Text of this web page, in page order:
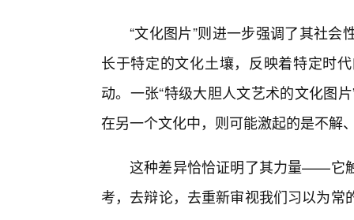
“文化图片”则进一步强调了其社
长于特定的文化土壤，反映着特定时
动。一张“特级大胆人文艺术的文化图
在另一个文化中，则可能激起的是不解
这种差异恰恰证明了其力量——它
考，去辩论，去重新审视我们习以为